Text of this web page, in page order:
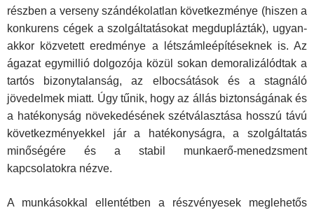
részben a verseny szándékolatlan következménye (hiszen a
konkurens cégek a szolgáltatásokat megduplázták), ugyan­
akkor közvetett eredménye a létszámleépítéseknek is. Az
ága­zat egymillió dolgozója közül sokan demoralizálódtak a
tartós bizonytalanság, az elbocsátások és a stagnáló
jövedelmek mi­att. Úgy tűnik, hogy az állás biztonságának és
a hatékonyság növekedésének szétválasztása hosszú távú
következmények­kel jár a hatékonyságra, a szolgáltatás
minőségére és a stabil munkaerő-menedzsment
kapcsolatokra nézve.
A munkásokkal ellentétben a részvényesek meglehetős